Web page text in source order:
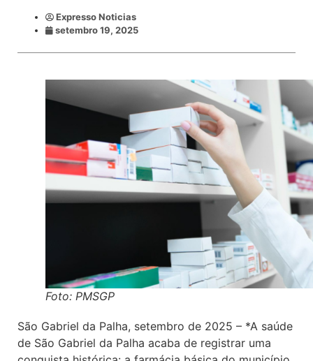
Expresso Noticias
setembro 19, 2025
Foto: PMSGP
São Gabriel da Palha, setembro de 2025 – *A saúde
de São Gabriel da Palha acaba de registrar uma